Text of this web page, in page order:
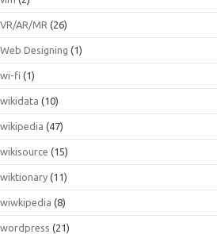
VR/AR/MR (26)
Web Designing (1)
wi-fi (1)
wikidata (10)
wikipedia (47)
wikisource (15)
wiktionary (11)
wiwkipedia (8)
wordpress (21)